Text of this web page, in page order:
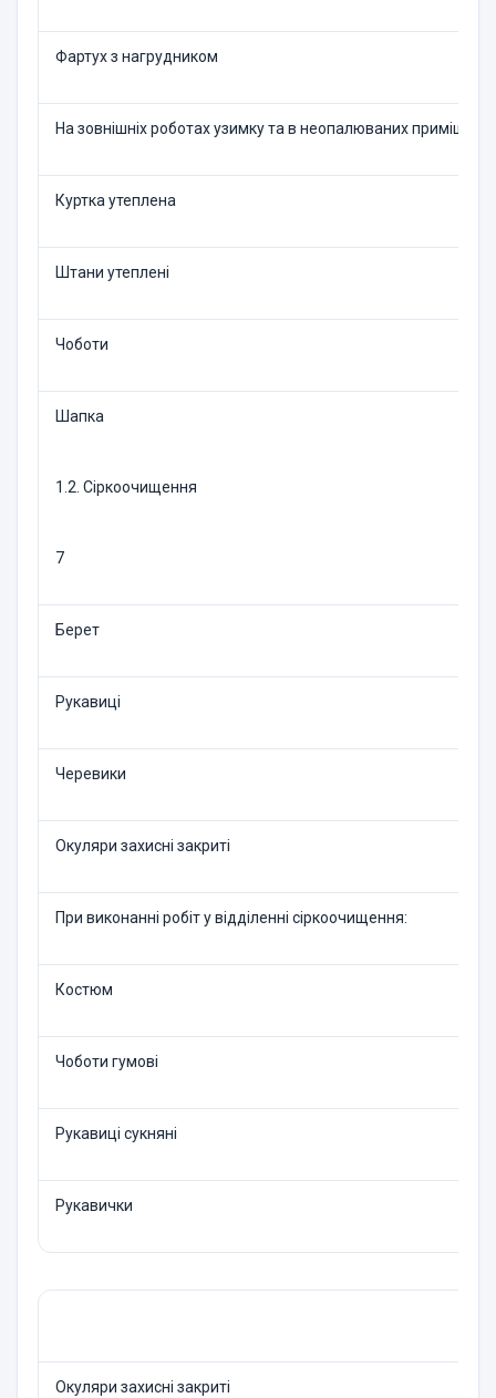
Фартух з нагрудником
На зовнішніх роботах узим­ку та в неопалюваних
Куртка утеплена
Штани утеплені
Чоботи
Шапка
1.2. Сіркоочищення
7
Берет
Рукавиці
Черевики
Окуляри захисні закриті
При виконанні робіт у відді­ленні сіркоочищення:
Костюм
Чоботи гумові
Рукавиці сукняні
Рукавички
Окуляри захисні закриті